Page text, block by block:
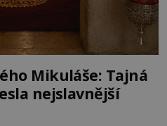
Mikuláše: Tajná
nejslavnější